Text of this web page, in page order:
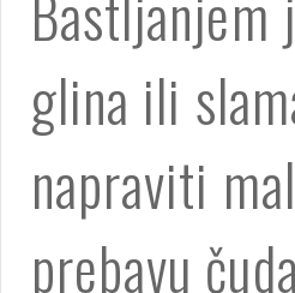
glina ili
napraviti
prebavu